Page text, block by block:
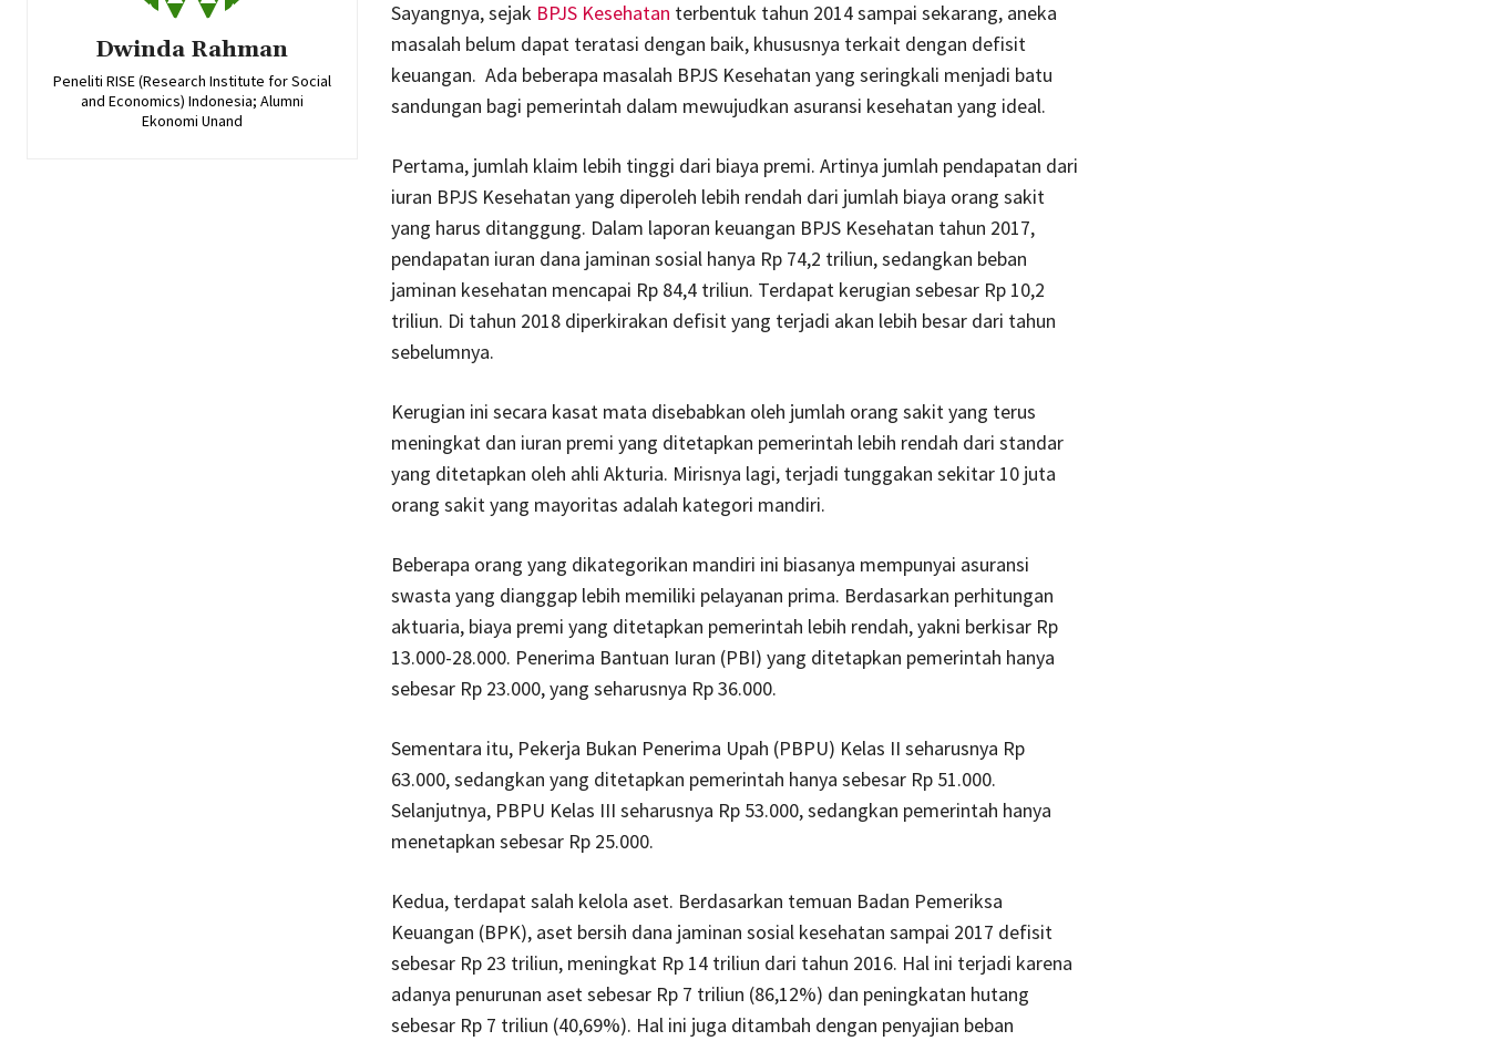
Dwinda Rahman
Peneliti RISE (Research Institute for Social
and Economics) Indonesia; Alumni
Ekonomi Unand
Sayangnya, sejak BPJS Kesehatan terbentuk tahun 2014 sampai sekarang, aneka
masalah belum dapat teratasi dengan baik, khususnya terkait dengan defisit
keuangan. Ada beberapa masalah BPJS Kesehatan yang seringkali menjadi batu
sandungan bagi pemerintah dalam mewujudkan asuransi kesehatan yang ideal.
Pertama, jumlah klaim lebih tinggi dari biaya premi. Artinya jumlah pendapatan dari
iuran BPJS Kesehatan yang diperoleh lebih rendah dari jumlah biaya orang sakit
yang harus ditanggung. Dalam laporan keuangan BPJS Kesehatan tahun 2017,
pendapatan iuran dana jaminan sosial hanya Rp 74,2 triliun, sedangkan beban
jaminan kesehatan mencapai Rp 84,4 triliun. Terdapat kerugian sebesar Rp 10,2
triliun. Di tahun 2018 diperkirakan defisit yang terjadi akan lebih besar dari tahun
sebelumnya.
Kerugian ini secara kasat mata disebabkan oleh jumlah orang sakit yang terus
meningkat dan iuran premi yang ditetapkan pemerintah lebih rendah dari standar
yang ditetapkan oleh ahli Akturia. Mirisnya lagi, terjadi tunggakan sekitar 10 juta
orang sakit yang mayoritas adalah kategori mandiri.
Beberapa orang yang dikategorikan mandiri ini biasanya mempunyai asuransi
swasta yang dianggap lebih memiliki pelayanan prima. Berdasarkan perhitungan
aktuaria, biaya premi yang ditetapkan pemerintah lebih rendah, yakni berkisar Rp
13.000-28.000. Penerima Bantuan Iuran (PBI) yang ditetapkan pemerintah hanya
sebesar Rp 23.000, yang seharusnya Rp 36.000.
Sementara itu, Pekerja Bukan Penerima Upah (PBPU) Kelas II seharusnya Rp
63.000, sedangkan yang ditetapkan pemerintah hanya sebesar Rp 51.000.
Selanjutnya, PBPU Kelas III seharusnya Rp 53.000, sedangkan pemerintah hanya
menetapkan sebesar Rp 25.000.
Kedua, terdapat salah kelola aset. Berdasarkan temuan Badan Pemeriksa
Keuangan (BPK), aset bersih dana jaminan sosial kesehatan sampai 2017 defisit
sebesar Rp 23 triliun, meningkat Rp 14 triliun dari tahun 2016. Hal ini terjadi karena
adanya penurunan aset sebesar Rp 7 triliun (86,12%) dan peningkatan hutang
sebesar Rp 7 triliun (40,69%). Hal ini juga ditambah dengan penyajian beban